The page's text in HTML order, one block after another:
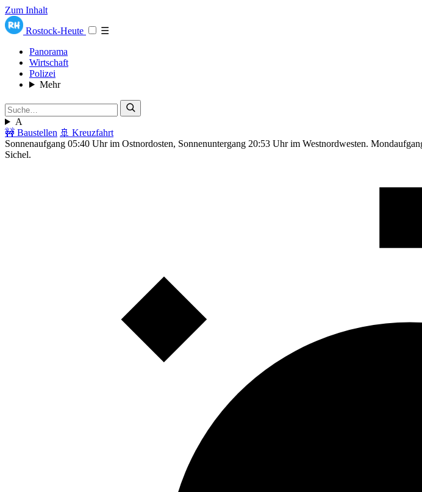
Zum Inhalt
Rostock-Heute
☰
Panorama
Wirtschaft
Polizei
Mehr
A
🚧 Baustellen 🚢 Kreuzfahrt
Sonnenaufgang 05:40 Uhr im Ostnordosten, Sonnenuntergang 20:53 Uhr im Westnordwesten.
Sichel.